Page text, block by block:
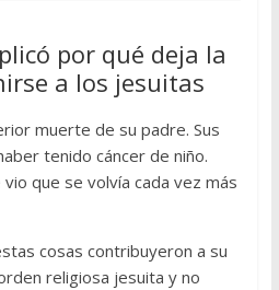
por qué deja la
a los jesuitas
muerte de su padre. Sus
tenido cáncer de niño.
que se volvía cada vez más
cosas contribuyeron a su
religiosa jesuita y no